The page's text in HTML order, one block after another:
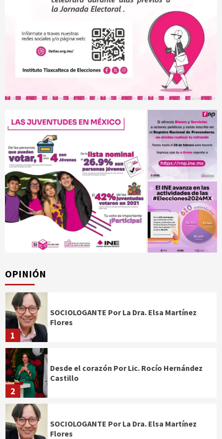
OPINIÓN
1
SOCIOLOGANTE Por La Dra. Elsa Martínez
Flores
2
Desde el corazón Por Lic. Rocío Hernández
Castillo
SOCIOLOGANTE Por La Dra. Elsa Martínez
Flores